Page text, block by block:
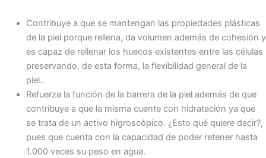
Contribuye a que se mantengan las propiedades plásticas
de la piel porque rellena, da volumen además de cohesión y
es capaz de rellenar los huecos existentes entre las células
preservando, de esta forma, la flexibilidad general de la
piel..
Refuerza la función de la barrera de la piel además de que
contribuye a que la misma cuente con hidratación ya que
se trata de un activo higroscópico. ¿Esto qué quiere decir?,
pues que cuenta con la capacidad de poder retener hasta
1.000 veces su peso en agua.